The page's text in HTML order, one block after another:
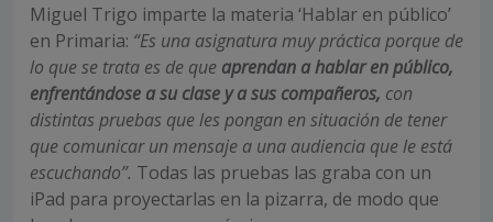
Miguel Trigo imparte la materia ‘Hablar en público’
en Primaria: “Es una asignatura muy práctica porque de
lo que se trata es de que aprendan a hablar en público,
enfrentándose a su clase y a sus compañeros, con
distintas pruebas que les pongan en situación de tener
que comunicar un mensaje a una audiencia que le está
escuchando”. Todas las pruebas las graba con un
iPad para proyectarlas en la pizarra, de modo que